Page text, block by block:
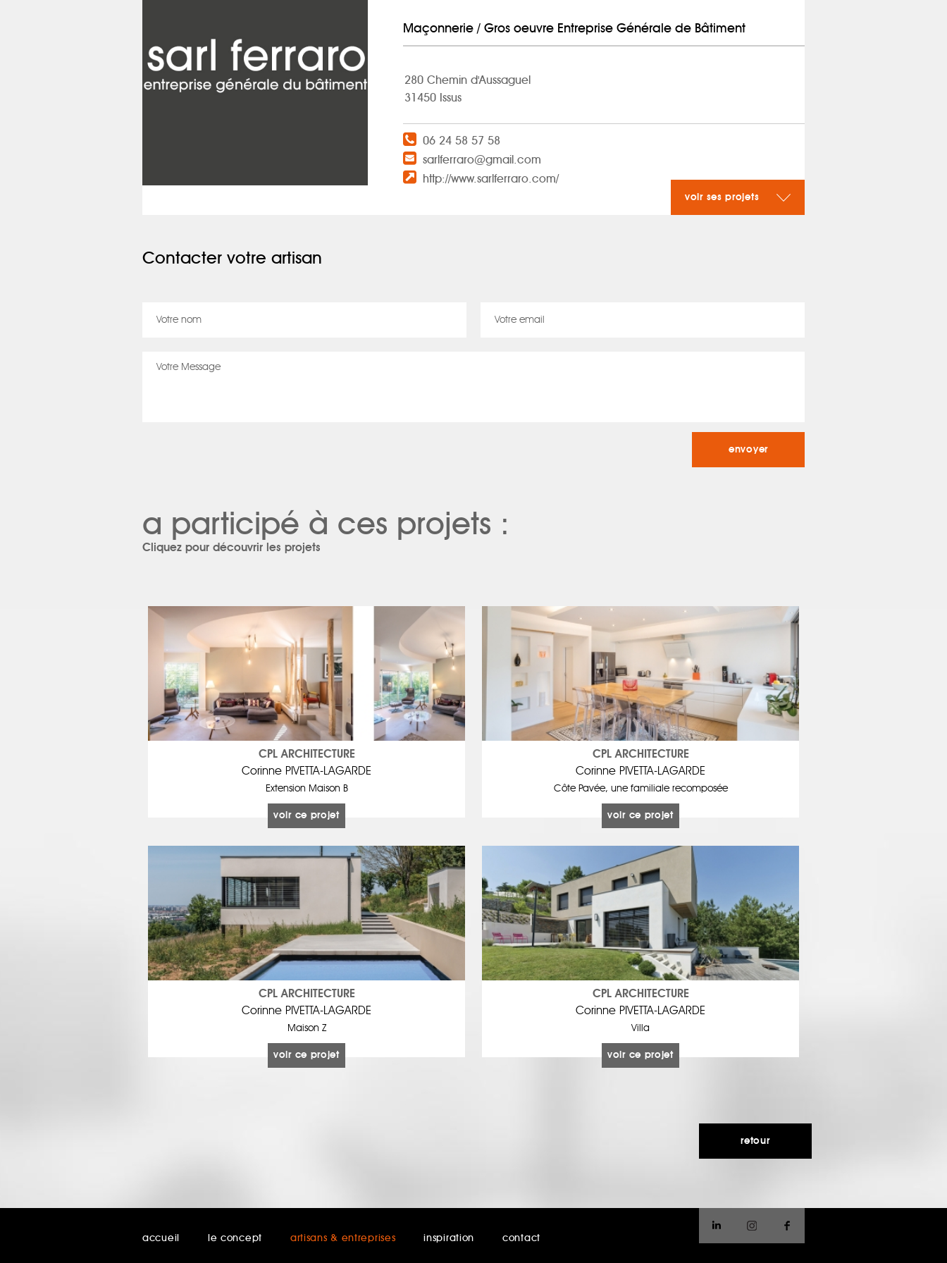
Maçonnerie / Gros oeuvre Entreprise Générale de Bâtiment
280 Chemin d'Aussaguel
31450 Issus
06 24 58 57 58
sarlferraro@gmail.com
http://www.sarlferraro.com/
voir ses projets
Contacter votre artisan
a participé à ces projets :
Cliquez pour découvrir les projets
CPL ARCHITECTURE
Corinne PIVETTA-LAGARDE
Extension Maison B
voir ce projet
CPL ARCHITECTURE
Corinne PIVETTA-LAGARDE
Côte Pavée, une familiale recomposée
voir ce projet
CPL ARCHITECTURE
Corinne PIVETTA-LAGARDE
Maison Z
voir ce projet
CPL ARCHITECTURE
Corinne PIVETTA-LAGARDE
Villa
voir ce projet
retour
accueil le concept artisans & entreprises inspiration contact